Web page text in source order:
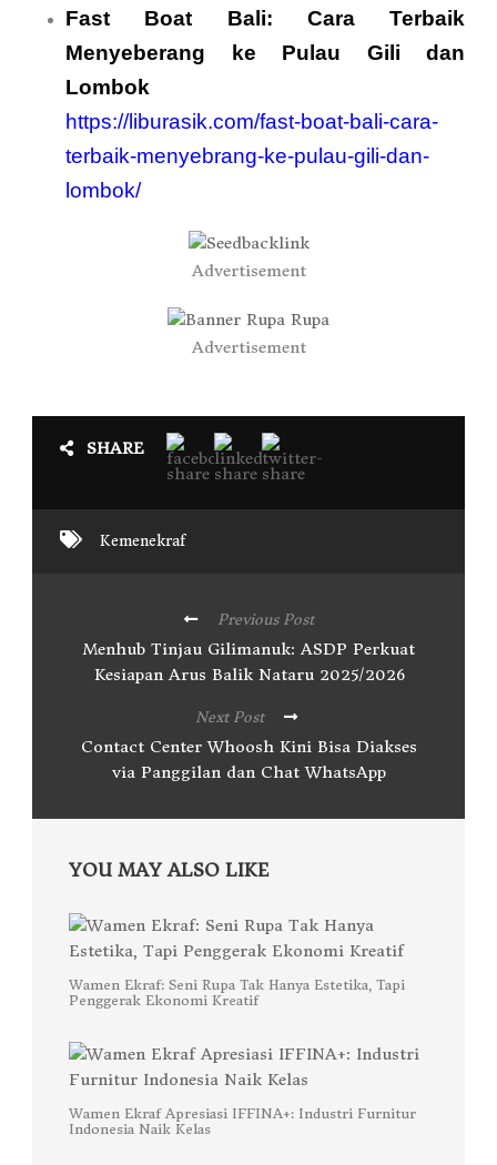
Fast Boat Bali: Cara Terbaik
Menyeberang ke Pulau Gili dan
Lombok
https://liburasik.com/fast-boat-bali-cara-
terbaik-menyebrang-ke-pulau-gili-dan-
lombok/
Advertisement
Advertisement
SHARE
Kemenekraf
Previous Post
Menhub Tinjau Gilimanuk: ASDP Perkuat
Kesiapan Arus Balik Nataru 2025/2026
Next Post
Contact Center Whoosh Kini Bisa Diakses
via Panggilan dan Chat WhatsApp
YOU MAY ALSO LIKE
Wamen Ekraf: Seni Rupa Tak Hanya Estetika, Tapi
Penggerak Ekonomi Kreatif
Wamen Ekraf Apresiasi IFFINA+: Industri Furnitur
Indonesia Naik Kelas